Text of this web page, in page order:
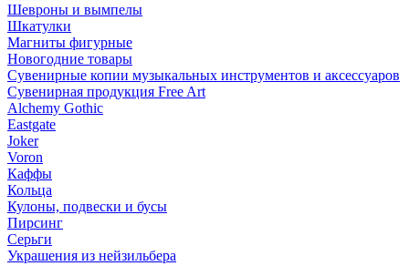
Шевроны и вымпелы
Шкатулки
Магниты фигурные
Новогодние товары
Сувенирные копии музыкальных инструментов и аксессуаров
Сувенирная продукция Free Art
Alchemy Gothic
Eastgate
Joker
Voron
Каффы
Кольца
Кулоны, подвески и бусы
Пирсинг
Серьги
Украшения из нейзильбера